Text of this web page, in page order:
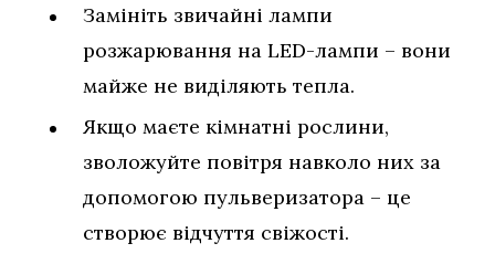
Замініть звичайні лампи
розжарювання на LED-лампи – вони
майже не виділяють тепла.
Якщо маєте кімнатні рослини,
зволожуйте повітря навколо них за
допомогою пульверизатора – це
створює відчуття свіжості.